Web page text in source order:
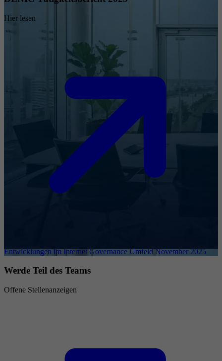
Hier lesen
Entwicklungen im Internet Governance Umfeld November 2025
Werde Teil des Teams
Offene Stellenanzeigen